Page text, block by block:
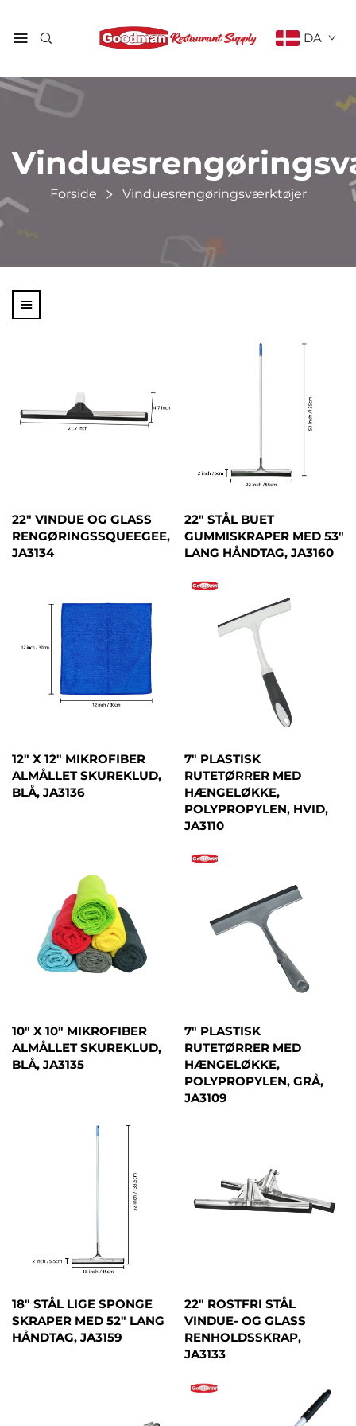
DA
Forside Vinduesrengøringsværktøjer
22" VINDUE OG GLASS
RENGØRINGSSQUEEGEE,
JA3134
22" STÅL BUET
GUMMISKRAPER MED 53"
LANG HÅNDTAG, JA3160
12" X 12" MIKROFIBER
ALMÅLLET SKUREKLUD,
BLÅ, JA3136
7" PLASTISK
RUTETØRRER MED
HÆNGELØKKE,
POLYPROPYLEN, HVID,
JA3110
10" X 10" MIKROFIBER
ALMÅLLET SKUREKLUD,
BLÅ, JA3135
7" PLASTISK
RUTETØRRER MED
HÆNGELØKKE,
POLYPROPYLEN, GRÅ,
JA3109
18" STÅL LIGE SPONGE
SKRAPER MED 52" LANG
HÅNDTAG, JA3159
22" ROSTFRI STÅL
VINDUE- OG GLASS
RENHOLDSSKRAP,
JA3133